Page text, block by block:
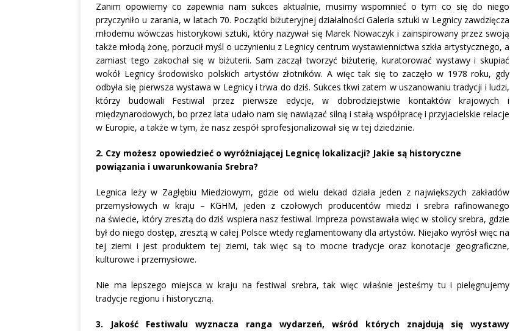
Zanim opowiemy co zapewnia nam sukces aktualnie, musimy wspomnieć o tym co się do niego
przyczyniło u zarania, w latach 70. Początki biżuteryjnej działalności Galeria sztuki w Legnicy zawdzięcza
młodemu wówczas historykowi sztuki, który nazywał się Marek Nowaczyk i zainspirowany przez swoją
także młodą żonę, porzucił myśl o uczynieniu z Legnicy centrum wystawiennictwa szkła artystycznego, a
zamiast tego zakochał się w biżuterii. Sam zaczął tworzyć biżuterię, kuratorować wystawy i skupiać
wokół Legnicy środowisko polskich artystów złotników. A więc tak się to zaczęło w 1978 roku, gdy
odbyła się pierwsza wystawa w Legnicy i trwa do dziś. Sukces tkwi zatem w uszanowaniu tradycji i ludzi,
którzy budowali Festiwal przez pierwsze edycje, w dobrodziejstwie kontaktów krajowych i
międzynarodowych, bo przez lata udało nam się nawiązać silną i stałą współpracę i przyjacielskie relacje
w Europie, a także w tym, że nasz zespół sprofesjonalizował się w tej dziedzinie.
2. Czy możesz opowiedzieć o wyróżniającej Legnicę lokalizacji? Jakie są historyczne
powiązania i uwarunkowania Srebra?
Legnica leży w Zagłębiu Miedziowym, gdzie od wielu dekad działa jeden z największych zakładów
przemysłowych w kraju – KGHM, jeden z czołowych producentów miedzi i srebra rafinowanego
na świecie, który zresztą do dziś wspiera nasz festiwal. Impreza powstawała więc w stolicy srebra, gdzie
był do niego dostęp, zresztą w całej Polsce wtedy reglamentowany dla artystów. Niejako wyrósł więc na
tej ziemi i jest produktem tej ziemi, tak więc są to mocne tradycje oraz konotacje geograficzne,
kulturowe i przemysłowe.
Nie ma lepszego miejsca w kraju na festiwal srebra, tak więc właśnie jesteśmy tu i pielęgnujemy
tradycje regionu i historyczną.
3. Jakość Festiwalu wyznacza ranga wydarzeń, wśród których znajdują się wystawy